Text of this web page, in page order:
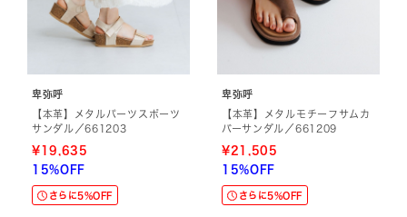
卑弥呼
【本革】メタルパーツスポーツ
サンダル／661203
¥19,635
15%OFF
さらに5%OFF
卑弥呼
【本革】メタルモチーフサムカ
バーサンダル／661209
¥21,505
15%OFF
さらに5%OFF